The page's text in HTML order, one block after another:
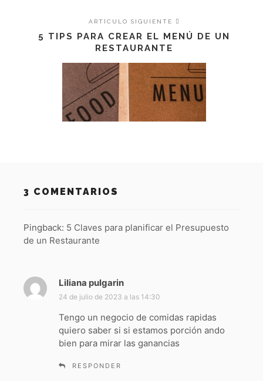
ARTÍCULO SIGUIENTE
5 TIPS PARA CREAR EL MENÚ DE UN
RESTAURANTE
3 COMENTARIOS
Pingback: 5 Claves para planificar el Presupuesto
de un Restaurante
Liliana pulgarin
i
e
:
24 de julio de 2023 a las 14:30
Tengo un negocio de comidas rapidas
quiero saber si si estamos porción ando
bien para mirar las ganancias
RESPONDER